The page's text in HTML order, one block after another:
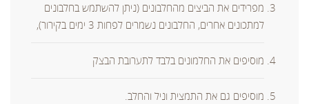
מפרידים את הביצים מהחלבונים (ניתן להשתמש בחלבונים
למתכונים אחרים, החלבונים נשמרים לפחות 3 ימים בקירור),
מוסיפים את החלמונים בלבד לתערובת הבצק
מוסיפים גם את התמצית וניל והחלב.